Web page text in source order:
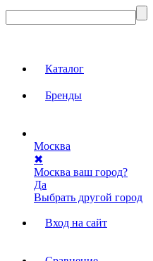
Каталог
Бренды
Москва
✖
Москва ваш город?
Да
Выбрать другой город
Вход на сайт